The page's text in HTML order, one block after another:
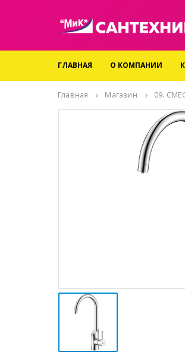
ГЛАВНАЯ О КОМПАНИИ
Главная Магазин 09.